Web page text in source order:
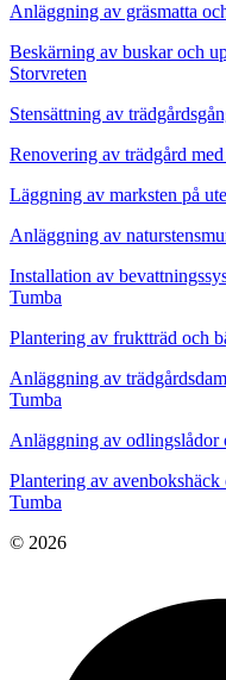
Anläggning av gräsmatta
Beskärning av buskar och
Storvreten
Stensättning av
Renovering av trädgård
Läggning av marksten på
Anläggning av
Installation av
Tumba
Plantering av fruktträd och
Anläggning av
Tumba
Anläggning av odlingslådor
Plantering av
Tumba
© 2026